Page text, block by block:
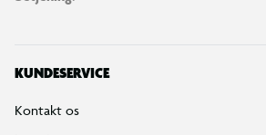
KUNDESERVICE
Kontakt os